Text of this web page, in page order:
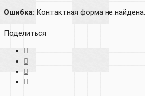
Ошибка: Контактная форма не найдена.
Поделиться